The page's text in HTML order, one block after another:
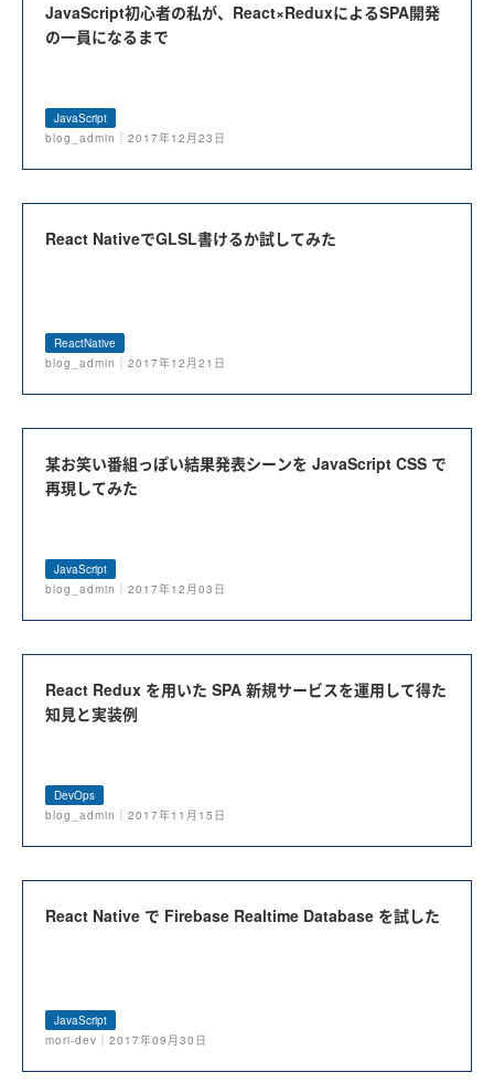
JavaScript初心者の私が、React×ReduxによるSPA開発
の一員になるまで
JavaScript
blog_admin｜2017年12月23日
React NativeでGLSL書けるか試してみた
ReactNative
blog_admin｜2017年12月21日
某お笑い番組っぽい結果発表シーンを JavaScript CSS で
再現してみた
JavaScript
blog_admin｜2017年12月03日
React Redux を用いた SPA 新規サービスを運用して得た
知見と実装例
DevOps
blog_admin｜2017年11月15日
React Native で Firebase Realtime Database を試した
JavaScript
mori-dev｜2017年09月30日